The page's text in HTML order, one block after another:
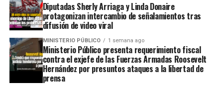
Diputadas Sherly Arriaga y Linda Donaire
protagonizan intercambio de señalamientos tras
difusión de video viral
MINISTERIO PÚBLICO 1 semana ago
Ministerio Público presenta requerimiento fiscal
contra el exjefe de las Fuerzas Armadas Roosevelt
Hernández por presuntos ataques a la libertad de
prensa